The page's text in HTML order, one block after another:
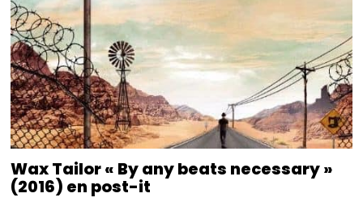
Wax Tailor « By any beats necessary »
(2016) en post-it